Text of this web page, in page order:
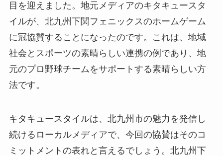
目を迎えました。地元メディアのキタキュースタ
イルが、北九州下関フェニックスのホームゲーム
に冠協賛することになったのです。これは、地域
社会とスポーツの素晴らしい連携の例であり、地
元のプロ野球チームをサポートする素晴らしい方
法です。
キタキュースタイルは、北九州市の魅力を発信し
続けるローカルメディアで、今回の協賛はそのコ
ミットメントの表れと言えるでしょう。北九州下